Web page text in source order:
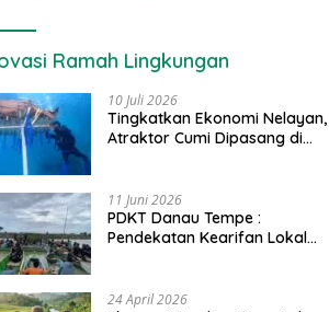
Ramah Lingkungan
10 Juli 2026
Tingkatkan Ekonomi Nelayan,
Atraktor Cumi Dipasang di
11 Juni 2026
PDKT Danau Tempe :
Pendekatan Kearifan Lokal
24 April 2026